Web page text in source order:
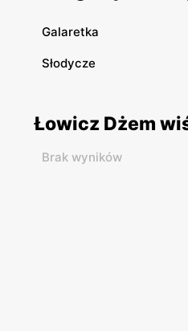
Galaretka
Słodycze
Łowicz Dżem
Brak wyników